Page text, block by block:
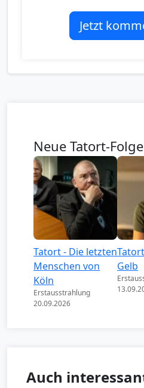
Jetzt
Neue Tatort-
Tatort - Die letzten
Menschen von
Köln
Erstausstrahlung
20.09.2026
Gelb
Auch